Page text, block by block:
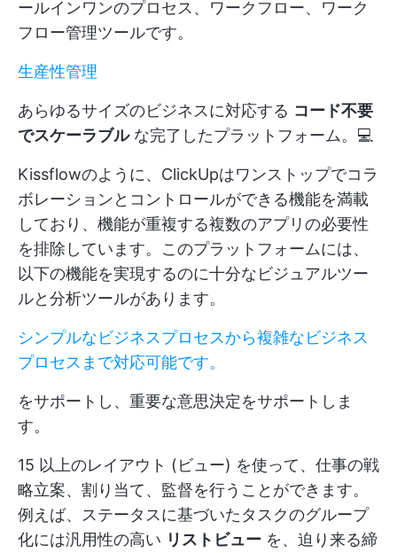
ールインワンのプロセス、ワークフロー、ワーク
フロー管理ツールです。
生産性管理
あらゆるサイズのビジネスに対応する コード不要
でスケーラブルな完了したプラットフォーム。💻
Kissflowのように、ClickUpはワンストップでコラ
ボレーションとコントロールができる機能を満載
しており、機能が重複する複数のアプリの必要性
を排除しています。このプラットフォームには、
以下の機能を実現するのに十分なビジュアルツー
ルと分析ツールがあります。
シンプルなビジネスプロセスから複雑なビジネス
プロセスまで対応可能です。
をサポートし、重要な意思決定をサポートしま
す。
15 以上のレイアウト (ビュー) を使って、仕事の戦
略立案、割り当て、監督を行うことができます。
例えば、ステータスに基づいたタスクのグループ
化には汎用性の高い リストビュー を、迫り来る締